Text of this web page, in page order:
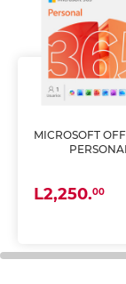
MICROSOFT
L2,250.00